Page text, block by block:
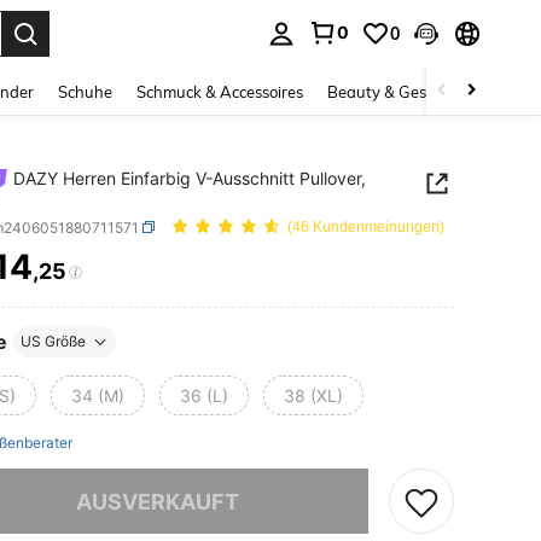
0 0
Schuhe Schmuck & Accessoires Beauty & Gesundheit
DAZY Herren Einfarbig V-Ausschnitt Pullover,
(46 Kundenmeinungen)
AND AVAILABILITY
,25
US Größe
34 (M) 36 (L) 38 (XL)
AUSVERKAUFT